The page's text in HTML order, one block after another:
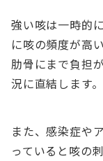
強い咳は一時的
に咳の頻度が高
肋骨にまで負担
況に直結します。
また、感染症や
っていると咳の